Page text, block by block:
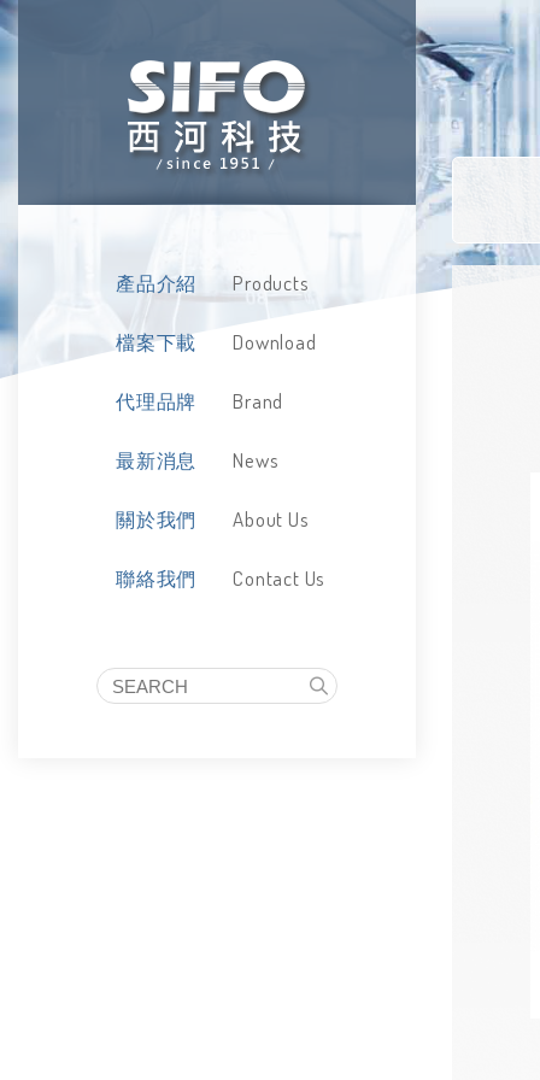
產品介紹 Products
檔案下載 Download
代理品牌 Brand
最新消息 News
關於我們 About Us
聯絡我們 Contact Us